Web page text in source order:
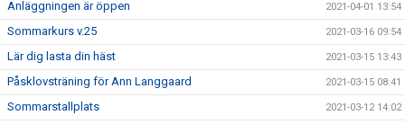
Anläggningen är öppen 2021-04-01 13:54
Sommarkurs v.25 2021-03-16 09:54
Lär dig lasta din häst 2021-03-15 13:43
Påsklovsträning för Ann Langgaard 2021-03-15 08:41
Sommarstallplats 2021-03-12 14:02